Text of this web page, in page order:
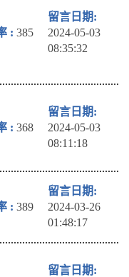
385
2024-05-03
08:35:32
368
2024-05-03
08:11:18
389
2024-03-26
01:48:17